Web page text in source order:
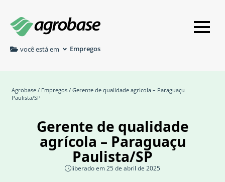
você está em Empregos
Agrobase / Empregos / Gerente de qualidade agrícola – Paraguaçu
Paulista/SP
Gerente de qualidade
agrícola – Paraguaçu
Paulista/SP
liberado em 25 de abril de 2025